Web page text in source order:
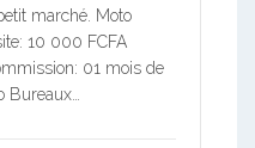
marché. Moto
10 000 FCFA
01 mois de
Bureaux…